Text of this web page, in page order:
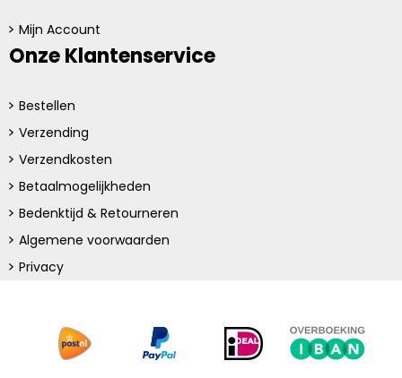
Mijn Account
Onze Klantenservice
Bestellen
Verzending
Verzendkosten
Betaalmogelijkheden
Bedenktijd & Retourneren
Algemene voorwaarden
Privacy